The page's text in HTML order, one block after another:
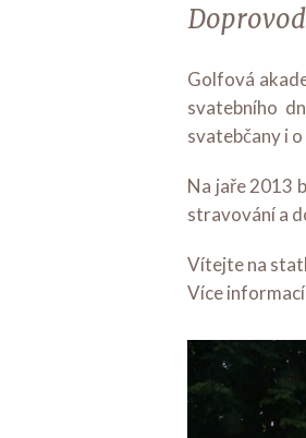
Golfová
svatebního
svatebčany i
Na jaře 2013
stravování a
Vítejte na
Více informací